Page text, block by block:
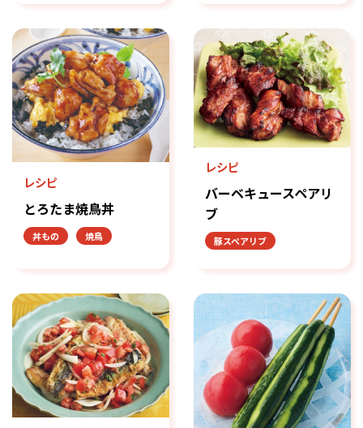
レシピ
とろたま焼鳥丼
丼もの 焼鳥
レシピ
バーベキュースペアリ
ブ
豚スペアリブ